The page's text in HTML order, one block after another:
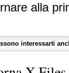
alla
interessarti